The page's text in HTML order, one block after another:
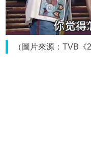
（圖片來源：TVB《